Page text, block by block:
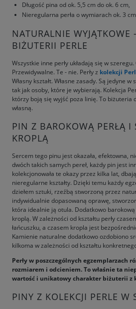
Długość pina od ok. 5,5 cm do ok. 6 cm,
Nieregularna perła o wymiarach ok. 3
NATURALNIE WYJĄTKOWE
BIŻUTERII PERLE
Wszystkie inne perły układają się w szeregu.
Przewidywalne. Te - nie. Perły z kolekcji
Własny kształt. Własne zasady. Są jedyne
tak jak osoby, które je wybierają. Kolekcja
którzy boją się wyjść poza linię. To biżuteria
własną.
PIN Z BAROKOWĄ PERŁĄ I
KROPLĄ
Sercem tego pinu jest okazała, efektowna,
dwóch takich samych pereł, każdy pin jest
kolekcjonowała te okazy przez kilka lat,
nieregularne kształty. Dzięki temu każdy
dziełem sztuki, rzeźbą stworzoną przez
indywidualnie dopasowaną oprawę,
która idealnie ją otula. Dodatkowo
kroplą. W zależności od kształtu perły
łańcuszku, a czasem kropla jest
Kamienie naturalne dodatkowo ozdobiono
kilkoma w zależności od kształtu
Perły w poszczególnych egzemplarzach
rozmiarem i odcieniem. To właśnie ta
wartość i unikatowy charakter biżuterii z
PINY Z KOLEKCJI PERLE W